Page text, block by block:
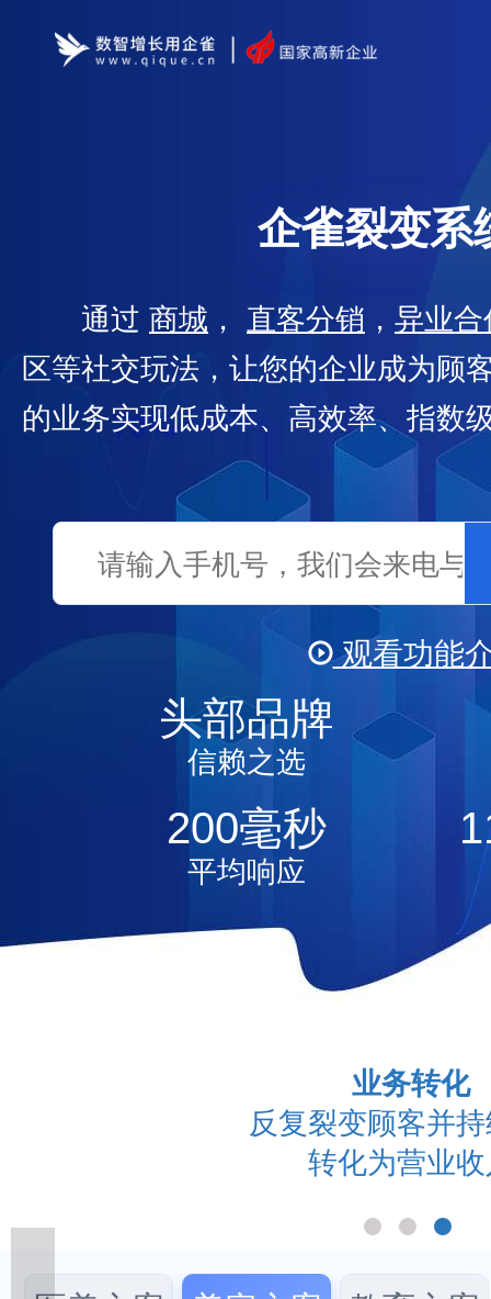
企雀裂变
通过 商城 ， 直客分销 ， 异业合
区等社交玩法，让您的企业成为顾
的业务实现低成本、高效率、指数
观看功能
视频
头部品牌
信赖之选
200毫秒
平均响应